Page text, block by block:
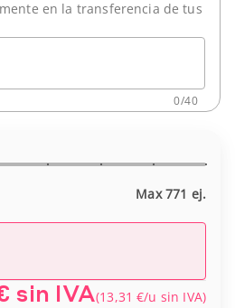
en la transferencia de tus
0/40
Max 771 ej.
sin IVA(13,31 €/u sin IVA)